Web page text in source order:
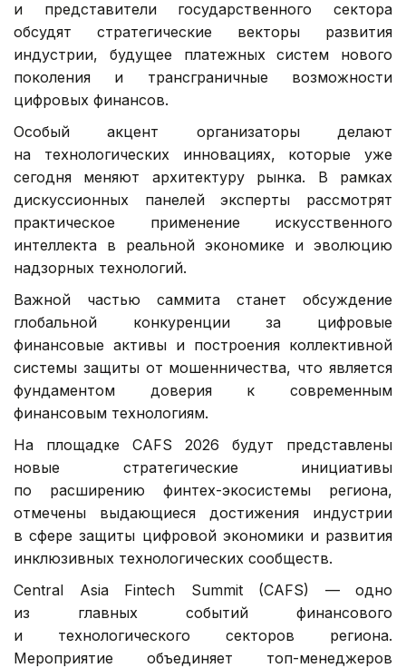
и представители государственного сектора
обсудят стратегические векторы развития
индустрии, будущее платежных систем нового
поколения и трансграничные возможности
цифровых финансов.
Особый акцент организаторы делают
на технологических инновациях, которые уже
сегодня меняют архитектуру рынка. В рамках
дискуссионных панелей эксперты рассмотрят
практическое применение искусственного
интеллекта в реальной экономике и эволюцию
надзорных технологий.
Важной частью саммита станет обсуждение
глобальной конкуренции за цифровые
финансовые активы и построения коллективной
системы защиты от мошенничества, что является
фундаментом доверия к современным
финансовым технологиям.
На площадке CAFS 2026 будут представлены
новые стратегические инициативы
по расширению финтех-экосистемы региона,
отмечены выдающиеся достижения индустрии
в сфере защиты цифровой экономики и развития
инклюзивных технологических сообществ.
Central Asia Fintech Summit (CAFS) — одно
из главных событий финансового
и технологического секторов региона.
Мероприятие объединяет топ-менеджеров